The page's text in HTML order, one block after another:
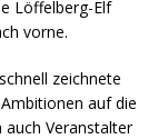
Löffelberg-Elf
vorne.
zeichnete
auf die
Veranstalter